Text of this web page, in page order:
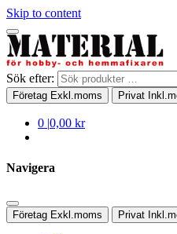
Skip to content
Sök efter:
Företag Exkl.moms Privat
0 |0,00 kr
Navigera
Företag Exkl.moms Privat